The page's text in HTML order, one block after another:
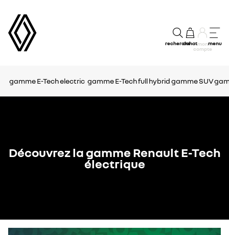
rechercheachatmon
compte
menu
gamme E-Tech electric gamme E-Tech full hybridgamme SUV
Découvrez la gamme Renault E-Tech
électrique